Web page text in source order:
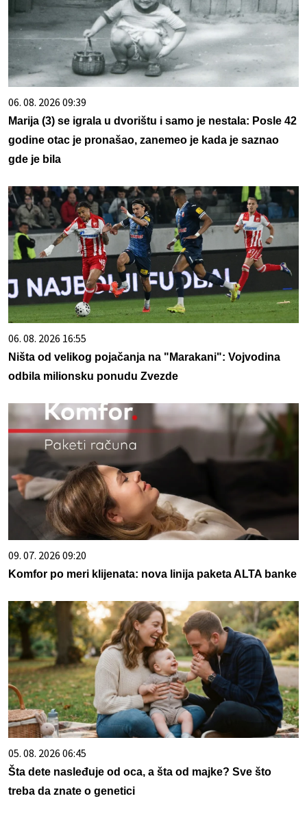
06. 08. 2026 09:39
Marija (3) se igrala u dvorištu i samo je nestala: Posle 42
godine otac je pronašao, zanemeo je kada je saznao
gde je bila
06. 08. 2026 16:55
Ništa od velikog pojačanja na "Marakani": Vojvodina
odbila milionsku ponudu Zvezde
09. 07. 2026 09:20
Komfor po meri klijenata: nova linija paketa ALTA banke
05. 08. 2026 06:45
Šta dete nasleđuje od oca, a šta od majke? Sve što
treba da znate o genetici